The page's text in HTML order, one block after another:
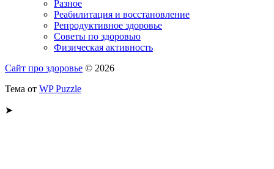
Разное
Реабилитация и восстановление
Репродуктивное здоровье
Советы по здоровью
Физическая активность
Сайт про здоровье © 2026
Тема от WP Puzzle
➤